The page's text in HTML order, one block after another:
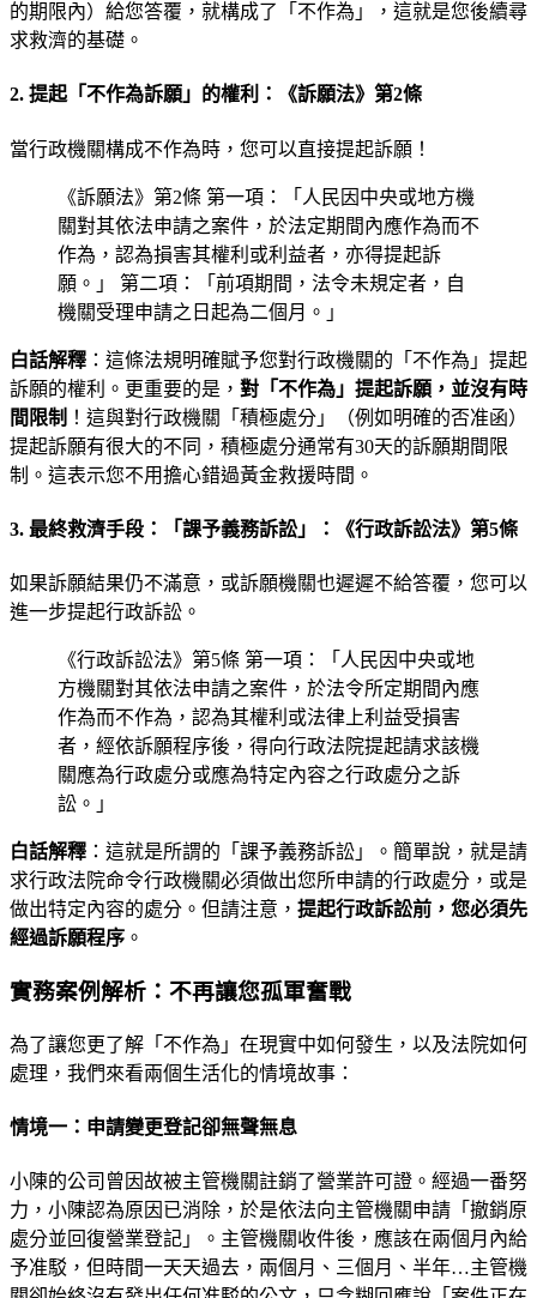
的期限內）給您答覆，就構成了「不作為」，這就是您後續尋
求救濟的基礎。
2. 提起「不作為訴願」的權利：《訴願法》第2條
當行政機關構成不作為時，您可以直接提起訴願！
《訴願法》第2條 第一項：「人民因中央或地方機
關對其依法申請之案件，於法定期間內應作為而不
作為，認為損害其權利或利益者，亦得提起訴
願。」 第二項：「前項期間，法令未規定者，自
機關受理申請之日起為二個月。」
白話解釋 ：這條法規明確賦予您對行政機關的「不作為」提起
訴願的權利。更重要的是， 對「不作為」提起訴願，並沒有時
間限制 ！這與對行政機關「積極處分」（例如明確的否准函）
提起訴願有很大的不同，積極處分通常有30天的訴願期間限
制。這表示您不用擔心錯過黃金救援時間。
3. 最終救濟手段：「課予義務訴訟」：《行政訴訟法》第5條
如果訴願結果仍不滿意，或訴願機關也遲遲不給答覆，您可以
進一步提起行政訴訟。
《行政訴訟法》第5條 第一項：「人民因中央或地
方機關對其依法申請之案件，於法令所定期間內應
作為而不作為，認為其權利或法律上利益受損害
者，經依訴願程序後，得向行政法院提起請求該機
關應為行政處分或應為特定內容之行政處分之訴
訟。」
白話解釋 ：這就是所謂的「課予義務訴訟」。簡單說，就是請
求行政法院命令行政機關必須做出您所申請的行政處分，或是
做出特定內容的處分。但請注意， 提起行政訴訟前，您必須先
經過訴願程序 。
實務案例解析：不再讓您孤軍奮戰
為了讓您更了解「不作為」在現實中如何發生，以及法院如何
處理，我們來看兩個生活化的情境故事：
情境一：申請變更登記卻無聲無息
小陳的公司曾因故被主管機關註銷了營業許可證。經過一番努
力，小陳認為原因已消除，於是依法向主管機關申請「撤銷原
處分並回復營業登記」。主管機關收件後，應該在兩個月內給
予准駁，但時間一天天過去，兩個月、三個月、半年…主管機